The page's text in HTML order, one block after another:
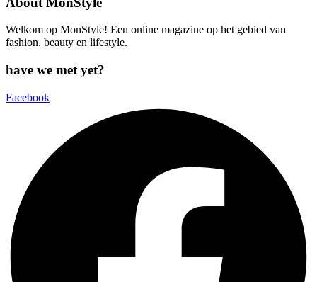
Welkom op MonStyle! Een online magazine op het gebied van
fashion, beauty en lifestyle.
have we met yet?
Facebook